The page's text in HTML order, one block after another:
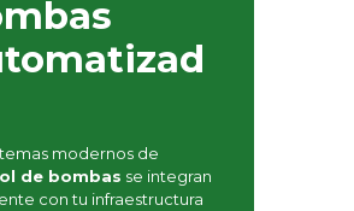
modernos de
de bombas se integran
con tu infraestructura